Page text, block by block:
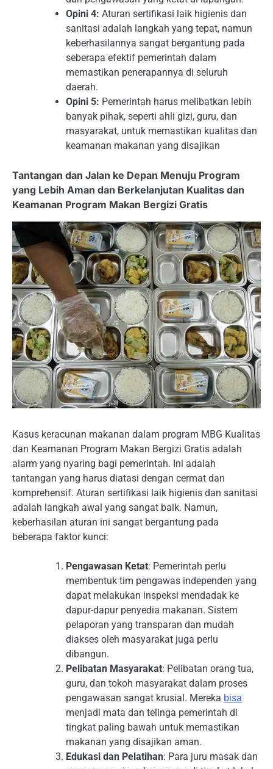
Opini 4: Aturan sertifikasi laik higienis dan
sanitasi adalah langkah yang tepat, namun
keberhasilannya sangat bergantung pada
seberapa efektif pemerintah dalam
memastikan penerapannya di seluruh
daerah.
Opini 5: Pemerintah harus melibatkan lebih
banyak pihak, seperti ahli gizi, guru, dan
masyarakat, untuk memastikan kualitas dan
keamanan makanan yang disajikan
Tantangan dan Jalan ke Depan Menuju Program
yang Lebih Aman dan Berkelanjutan Kualitas dan
Keamanan Program Makan Bergizi Gratis
Kasus keracunan makanan dalam program MBG Kualitas
dan Keamanan Program Makan Bergizi Gratis adalah
alarm yang nyaring bagi pemerintah. Ini adalah
tantangan yang harus diatasi dengan cermat dan
komprehensif. Aturan sertifikasi laik higienis dan sanitasi
adalah langkah awal yang sangat baik. Namun,
keberhasilan aturan ini sangat bergantung pada
beberapa faktor kunci:
Pengawasan Ketat: Pemerintah perlu
membentuk tim pengawas independen yang
dapat melakukan inspeksi mendadak ke
dapur-dapur penyedia makanan. Sistem
pelaporan yang transparan dan mudah
diakses oleh masyarakat juga perlu
dibangun.
Pelibatan Masyarakat: Pelibatan orang tua,
guru, dan tokoh masyarakat dalam proses
pengawasan sangat krusial. Mereka bisa
menjadi mata dan telinga pemerintah di
tingkat paling bawah untuk memastikan
makanan yang disajikan aman.
Edukasi dan Pelatihan: Para juru masak dan